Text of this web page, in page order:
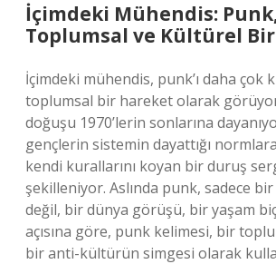
İçimdeki Mühendis:
Toplumsal ve Kültürel
İçimdeki mühendis, punk’ı daha çok
toplumsal bir hareket olarak
doğuşu 1970’lerin sonlarına
gençlerin sistemin dayattığı normlara
kendi kurallarını koyan bir duruş
şekilleniyor. Aslında punk, sadece
değil, bir dünya görüşü, bir yaşam
açısına göre, punk kelimesi, bir
bir anti-kültürün simgesi olarak